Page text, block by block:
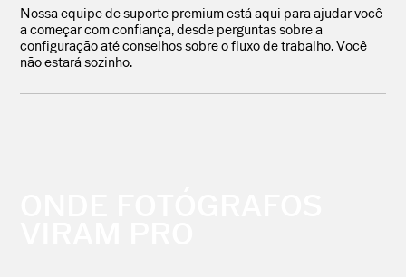
Nossa equipe de suporte premium está aqui para ajudar você
a começar com confiança, desde perguntas sobre a
configuração até conselhos sobre o fluxo de trabalho. Você
não estará sozinho.